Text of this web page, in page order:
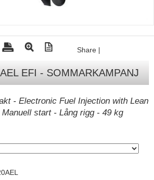
Share |
EFI - SOMMARKAMPANJ
- Electronic Fuel Injection with Lean
start - Lång rigg - 49 kg